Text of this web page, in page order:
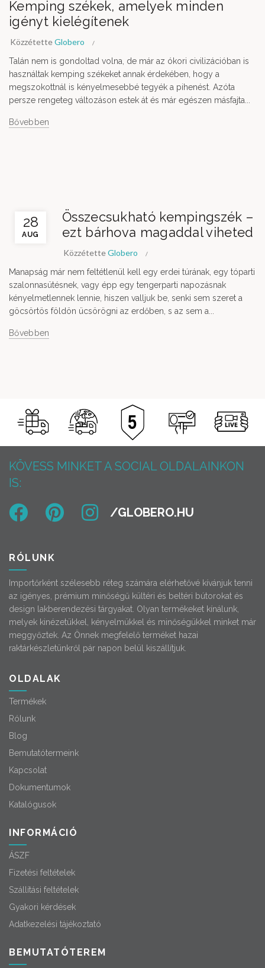
Kemping székek, amelyek minden
igényt kielégítenek
KözzétetteGlobero
Talán nem is gondoltad volna, de már az ókori civilizációban is
használtak kemping székeket annak érdekében, hogy a
megszokottnál is kényelmesebbé tegyék a pihenést. Azóta
persze rengeteg változáson estek át és már egészen másfajta...
Bővebben
28
AUG
Összecsukható kempingszék –
ezt bárhova magaddal viheted
KözzétetteGlobero
Manapság már nem feltétlenül kell egy erdei túrának, egy tóparti
szalonnasütésnek, vagy épp egy tengerparti napozásnak
kényelmetlennek lennie, hiszen valljuk be, senki sem szeret a
göcsörtös földön ücsörögni az erdőben, s az sem a...
Bővebben
KÖVESS MINKET A SOCIAL OLDALAINKON
IS:
RÓLUNK
Importőrként szélesebb réteg számára elérhetővé kívánjuk tenni
az igényes, prémium minőségű kültéri és beltéri bútorokat és
design lakberendezési tárgyakat. Olyan termékeket kínálunk,
melyek kinézetükkel, kényelmükkel és minőségükkel minket már
meggyőztek. Az Önnek megfelelő terméket hazai
raktárkészletünkről pár napon belül kiszállítjuk.
OLDALAK
Termékek
Rólunk
Blog
Bemutatótermeink
Kapcsolat
Dokumentumok
Katalógusok
INFORMÁCIÓ
ÁSZF
Fizetési feltételek
Szállítási feltételek
Gyakori kérdések
Adatkezelési tájékoztató
BEMUTATÓTEREM